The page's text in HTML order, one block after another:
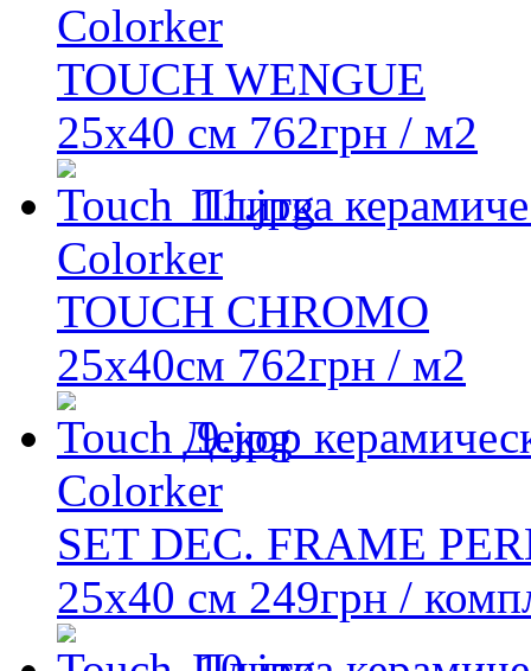
Colorker
TOUCH WENGUE
25x40 см 762грн / м2
Плитка
Colorker
TOUCH CHROMO
25x40cм 762грн / м2
Декор
Colorker
SET DEC. FRAME
25x40 см 249грн /